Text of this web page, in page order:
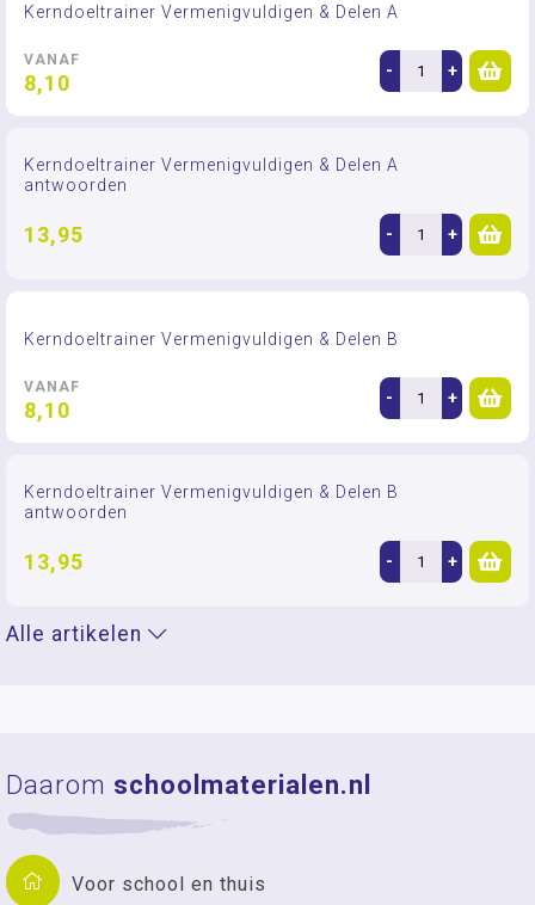
Kerndoeltrainer Vermenigvuldigen & Delen A
VANAF
8,10 - +
Kerndoeltrainer Vermenigvuldigen & Delen A
antwoorden
13,95 - +
Kerndoeltrainer Vermenigvuldigen & Delen B
VANAF
8,10 - +
Kerndoeltrainer Vermenigvuldigen & Delen B
antwoorden
13,95 - +
Alle artikelen
Daarom schoolmaterialen.nl
Voor school en thuis